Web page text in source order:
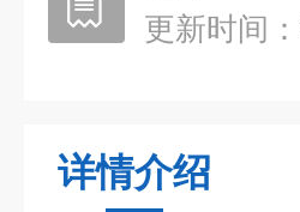
更新时间：
详情介绍